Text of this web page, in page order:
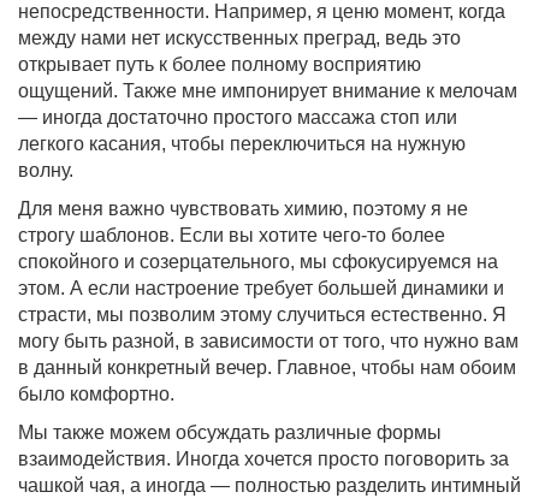
непосредственности. Например, я ценю момент, когда
между нами нет искусственных преград, ведь это
открывает путь к более полному восприятию
ощущений. Также мне импонирует внимание к мелочам
— иногда достаточно простого массажа стоп или
легкого касания, чтобы переключиться на нужную
волну.
Для меня важно чувствовать химию, поэтому я не
строгу шаблонов. Если вы хотите чего-то более
спокойного и созерцательного, мы сфокусируемся на
этом. А если настроение требует большей динамики и
страсти, мы позволим этому случиться естественно. Я
могу быть разной, в зависимости от того, что нужно вам
в данный конкретный вечер. Главное, чтобы нам обоим
было комфортно.
Мы также можем обсуждать различные формы
взаимодействия. Иногда хочется просто поговорить за
чашкой чая, а иногда — полностью разделить интимный